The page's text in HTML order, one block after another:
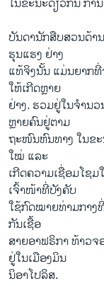
ບັນດານັກສືບສວນດ້າ
ຮຸນແຮງ ຢ່າງ
ແທ້ຈິງນັ້ນ ແມ່ນຍາກທີ່
ໃຫ້ເກີດຫຼາຍ
ຢ່າງ. ຮວມຢູ່ໃນຈໍານ
ຫຼາຍຄົນຢູ່ຕາມ
ຖະໜົນຫົນທາງ ໃນຂ
ໃໝ່ ແລະ
ເກີດຄວາມເຊື່ອມໂຊ
ເຈົ້າໜ້າທີ່ບັງຄັບ
ໃຊ້ກົດໝາຍທ່າມກາງ
ກັນເຊື້ອ
ສາຍອາຟຣິກາ ທ້າວ
ຢູ່ໃນເມືອງມິນ
ນິອາໂປລິສ.